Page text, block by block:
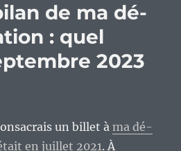
de ma dé-
: quel
2023
un billet àma dé-
en juillet 2021. À